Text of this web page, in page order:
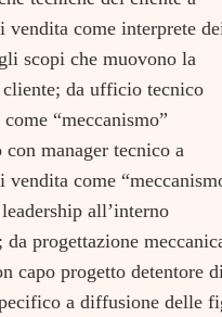
vendita come interprete
scopi che muovono la
da ufficio tecnico
“meccanismo”
con manager tecnico a
vendita come
all’interno
da progettazione
capo progetto detentore
a diffusione delle